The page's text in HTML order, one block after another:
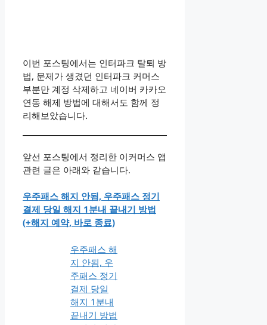
이번 포스팅에서는 인터파크 탈퇴 방
법, 문제가 생겼던 인터파크 커머스
부분만 계정 삭제하고 네이버 카카오
연동 해제 방법에 대해서도 함께 정
리해보았습니다.
앞선 포스팅에서 정리한 이커머스 앱
관련 글은 아래와 같습니다.
우주패스 해지 안됨, 우주패스 정기
결제 당일 해지 1분내 끝내기 방법
(+해지 예약, 바로 종료)
우주패스 해
지 안됨, 우
주패스 정기
결제 당일
해지 1분내
끝내기 방법